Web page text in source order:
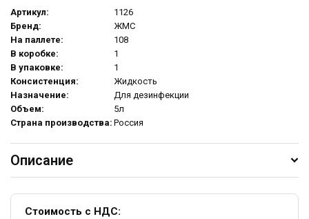
Артикул:
1126
Бренд:
ЖМС
На паллете:
108
В коробке:
1
В упаковке:
1
Консистенция:
Жидкость
Назначение:
Для дезинфекции
Объем:
5л
Страна производства: Россия
Описание
Стоимость с НДС: